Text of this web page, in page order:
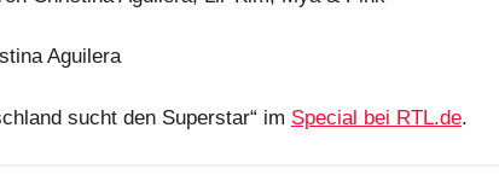
Aguilera
sucht den Superstar“ im Special bei RTL.de.